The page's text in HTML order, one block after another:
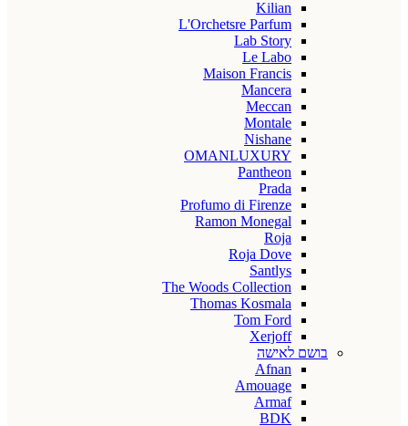
Kilian
L'Orchetsre Parfum
Lab Story
Le Labo
Maison Francis
Mancera
Meccan
Montale
Nishane
OMANLUXURY
Pantheon
Prada
Profumo di Firenze
Ramon Monegal
Roja
Roja Dove
Santlys
The Woods Collection
Thomas Kosmala
Tom Ford
Xerjoff
בושם לאישה
Afnan
Amouage
Armaf
BDK